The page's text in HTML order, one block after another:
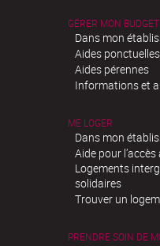
GÉRER MON BUDGET
Dans mon
Aides ponctuelles
Aides pérennes
Informations et
ME LOGER
Dans mon
Aide pour
Logements
solidaires
Trouver un
PRENDRE SOIN DE